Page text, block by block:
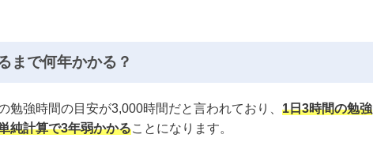
まで何年かかる？
勉強時間の目安が3,000時間だと言われており、 1日3時間の勉強
純計算で3年弱かかることになります。